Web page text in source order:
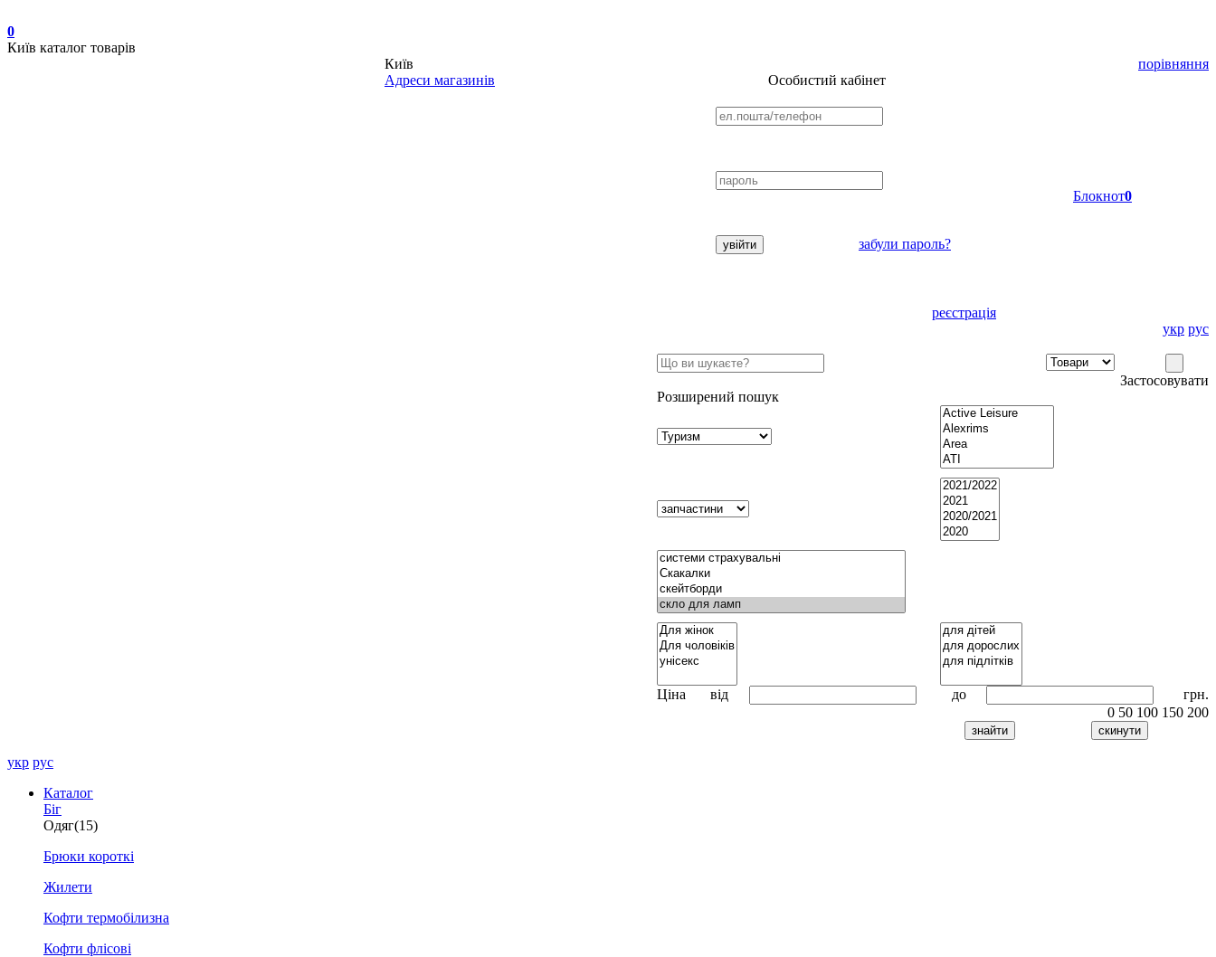
0
Київ каталог товарів
Київ
Адреси магазинів
порівняння
Особистий кабінет
забули пароль?
реєстрація
Блокнот0
укр рус
Застосовувати
Розширений пошук
Ціна від до
грн.
0 50 100 150 200
укр рус
Каталог
Біг
Одяг(15)
Брюки короткі
Жилети
Кофти термобілизна
Кофти флісові